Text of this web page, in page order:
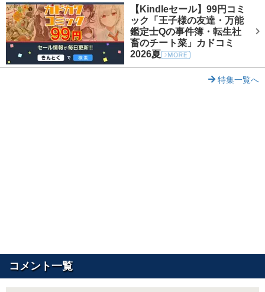
【Kindleセール】99円コミ
ック「王子様の友達・万能
鑑定士Qの事件簿・転生社
畜のチート菜」カドコミ
2026夏
特集一覧へ
コメント一覧